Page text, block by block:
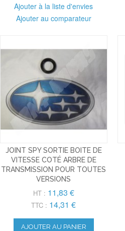
Ajouter à la liste d'envies
Ajouter au comparateur
JOINT SPY SORTIE BOITE DE
VITESSE COTÉ ARBRE DE
TRANSMISSION POUR TOUTES
VERSIONS
HT : 11,83 €
TTC : 14,31 €
AJOUTER AU PANIER